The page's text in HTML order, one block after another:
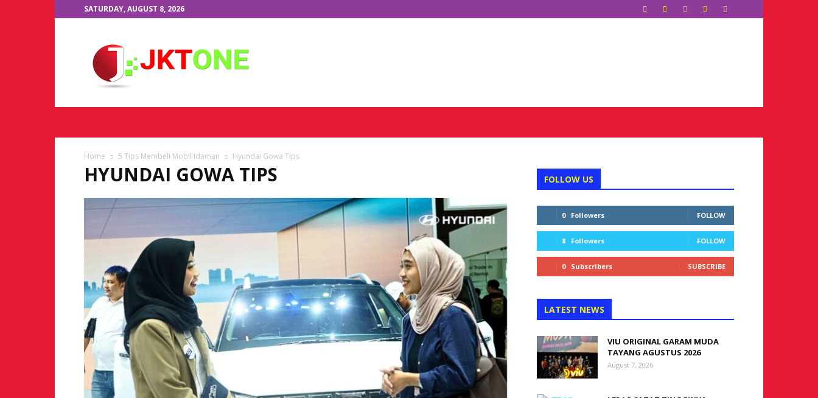
SATURDAY, AUGUST 8, 2026
Home 5 Tips Membeli Mobil Idaman Hyundai Gowa Tips
HYUNDAI GOWA TIPS FOLLOW US
0 Followers FOLLOW
8 Followers FOLLOW
0 Subscribers SUBSCRIBE
LATEST NEWS
VIU ORIGINAL GARAM MUDA
TAYANG AGUSTUS 2026
August 7, 2026